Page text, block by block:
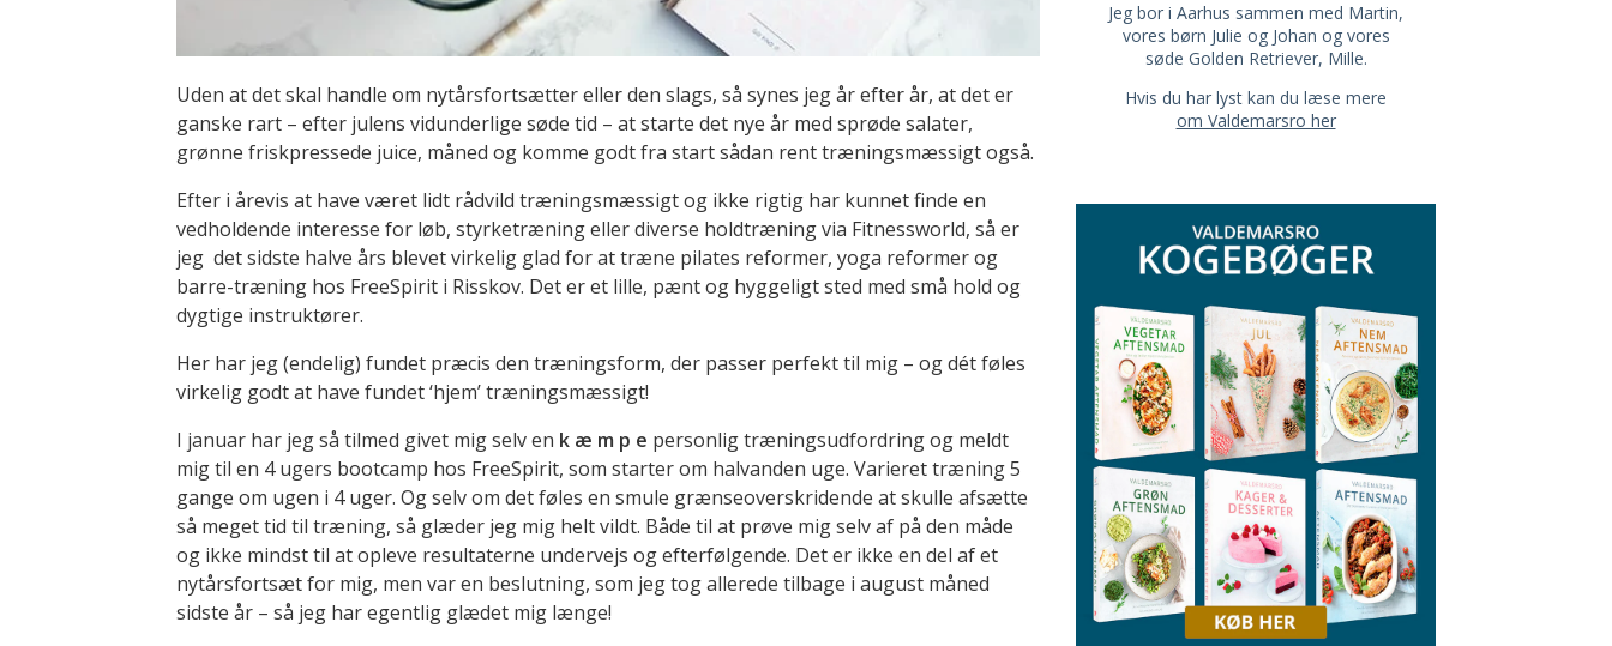
Uden at det skal handle om nytårsfortsætter eller den slags, så synes jeg år efter år, at det er
ganske rart – efter julens vidunderlige søde tid – at starte det nye år med sprøde salater,
grønne friskpressede juice, måned og komme godt fra start sådan rent træningsmæssigt også.
Efter i årevis at have været lidt rådvild træningsmæssigt og ikke rigtig har kunnet finde en
vedholdende interesse for løb, styrketræning eller diverse holdtræning via Fitnessworld, så er
jeg det sidste halve års blevet virkelig glad for at træne pilates reformer, yoga reformer og
barre-træning hos FreeSpirit i Risskov. Det er et lille, pænt og hyggeligt sted med små hold og
dygtige instruktører.
Her har jeg (endelig) fundet præcis den træningsform, der passer perfekt til mig – og dét føles
virkelig godt at have fundet ‘hjem’ træningsmæssigt!
I januar har jeg så tilmed givet mig selv en k æ m p e personlig træningsudfordring og meldt
mig til en 4 ugers bootcamp hos FreeSpirit, som starter om halvanden uge. Varieret træning 5
gange om ugen i 4 uger. Og selv om det føles en smule grænseoverskridende at skulle afsætte
så meget tid til træning, så glæder jeg mig helt vildt. Både til at prøve mig selv af på den måde
og ikke mindst til at opleve resultaterne undervejs og efterfølgende. Det er ikke en del af et
nytårsfortsæt for mig, men var en beslutning, som jeg tog allerede tilbage i august måned
sidste år – så jeg har egentlig glædet mig længe!
Jeg bor i Aarhus sammen med Martin,
vores børn Julie og Johan og vores
søde Golden Retriever, Mille.
Hvis du har lyst kan du læse mere
om Valdemarsro her